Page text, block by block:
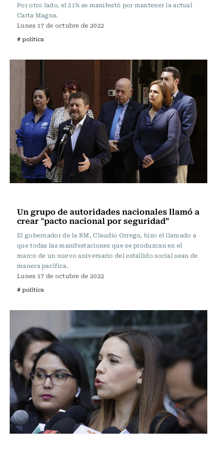
Por otro lado, el 21% se manifestó por mantener la actual
Carta Magna.
Lunes 17 de octubre de 2022
# política
Un grupo de autoridades nacionales llamó a
crear "pacto nacional por seguridad"
El gobernador de la RM, Claudio Orrego, hizo el llamado a
que todas las manifestaciones que se produzcan en el
marco de un nuevo aniversario del estallido social sean de
manera pacífica.
Lunes 17 de octubre de 2022
# política